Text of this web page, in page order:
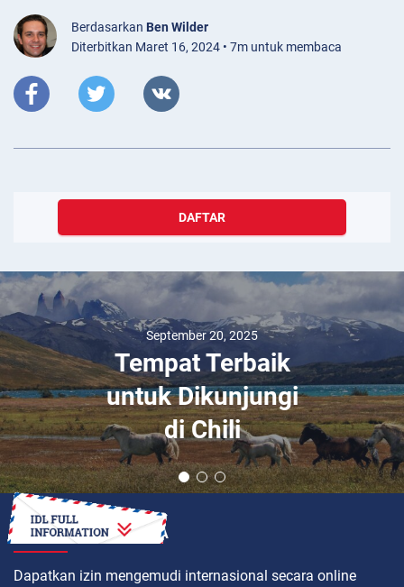
Berdasarkan Ben Wilder
Diterbitkan Maret 16, 2024 • 7m untuk membaca
DAFTAR
September 20, 2025
Tempat Terbaik
untuk Dikunjungi
di Chili
BAGAIMANA CARANYA
Dapatkan izin mengemudi internasional secara online